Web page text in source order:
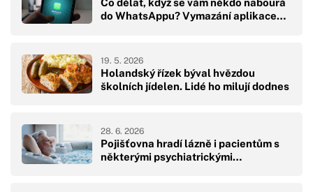
Co dělat, když se vám někdo nabourá
do WhatsAppu? Vymazání aplikace…
Holandský řízek býval hvězdou
školních jídelen. Lidé ho milují dodnes
19. 5. 2026
Pojišťovna hradí lázně i pacientům s
některými psychiatrickými…
28. 6. 2026